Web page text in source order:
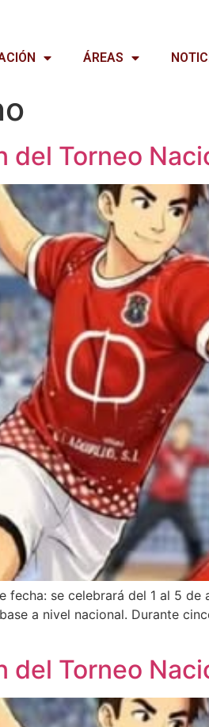
ÁREAS
del Torneo
fecha: se celebrará del 1 al 5
a nivel nacional. Durante
del Torneo